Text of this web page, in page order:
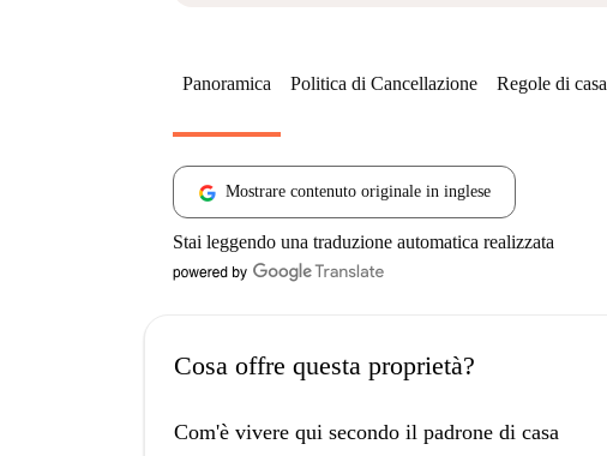
Panoramica Politica di Cancellazione Regole di casa
Mostrare contenuto originale in inglese
Stai leggendo una traduzione automatica realizzata
Cosa offre questa proprietà?
Com'è vivere qui secondo il padrone di casa